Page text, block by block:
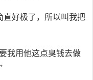
直好极了，所以叫我把
我用他这点臭钱去做